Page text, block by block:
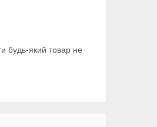
будь-який товар не